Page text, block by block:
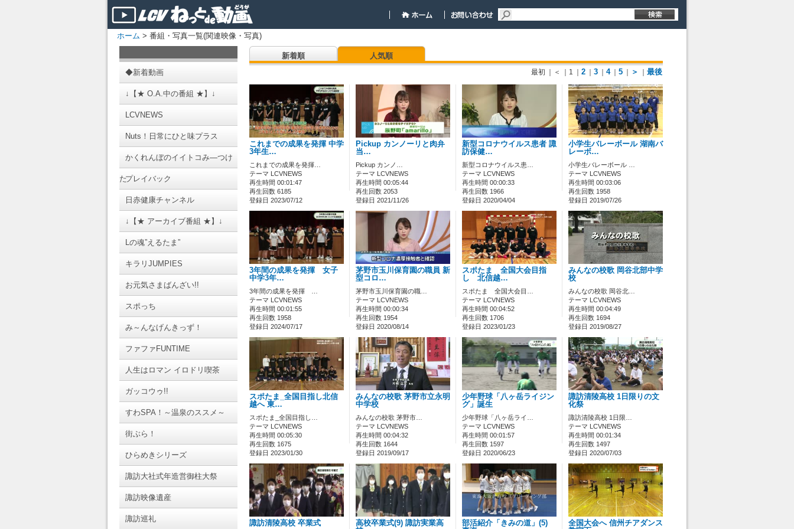
ホーム > 番組・写真一覧(関連映像・写真)
◆新着動画
↓【★ O.A.中の番組 ★】↓
LCVNEWS
Nuts！日常にひと味プラス
かくれんぼのイイトコみ―つけ
たプレイバック
日赤健康チャンネル
↓【★ アーカイブ番組 ★】↓
Lの魂”えるたま”
キラリJUMPIES
お元気さまばんざい!!
スポっち
み～んなげんきっず！
ファファFUNTIME
人生はロマン イロドリ喫茶
ガッコウゥ!!
すわSPA！～温泉のススメ～
街ぶら！
ひらめきシリーズ
諏訪大社式年造営御柱大祭
諏訪映像遺産
諏訪巡礼
新着順 人気順
最初 ｜＜ ｜1 2 3 4 5 ＞ 最後
これまでの成果を発揮 中学
3年生…
これまでの成果を発揮…
テーマ LCVNEWS
再生時間 00:01:47
再生回数 6185
登録日 2023/07/12
Pickup カンノーリと肉弁
当…
Pickup カンノ…
テーマ LCVNEWS
再生時間 00:05:44
再生回数 2053
登録日 2021/11/26
新型コロナウイルス患者 諏
訪保健…
新型コロナウイルス患…
テーマ LCVNEWS
再生時間 00:00:33
再生回数 1966
登録日 2020/04/04
小学生バレーボール 湖南バ
レーボ…
小学生バレーボール …
テーマ LCVNEWS
再生時間 00:03:06
再生回数 1958
登録日 2019/07/26
3年間の成果を発揮 女子
中学3年…
3年間の成果を発揮 …
テーマ LCVNEWS
再生時間 00:01:55
再生回数 1958
登録日 2024/07/17
茅野市玉川保育園の職員 新
型コロ…
茅野市玉川保育園の職…
テーマ LCVNEWS
再生時間 00:00:34
再生回数 1954
登録日 2020/08/14
スポたま 全国大会目指
し 北信越…
スポたま 全国大会目…
テーマ LCVNEWS
再生時間 00:04:52
再生回数 1706
登録日 2023/01/23
みんなの校歌 岡谷北部中学
校
みんなの校歌 岡谷北…
テーマ LCVNEWS
再生時間 00:04:49
再生回数 1694
登録日 2019/08/27
スポたま_全国目指し北信
越へ 東…
スポたま_全国目指し…
テーマ LCVNEWS
再生時間 00:05:30
再生回数 1675
登録日 2023/01/30
みんなの校歌 茅野市立永明
中学校
みんなの校歌 茅野市…
テーマ LCVNEWS
再生時間 00:04:32
再生回数 1644
登録日 2019/09/17
少年野球「八ヶ岳ライジン
グ」誕生
少年野球「八ヶ岳ライ…
テーマ LCVNEWS
再生時間 00:01:57
再生回数 1597
登録日 2020/06/23
諏訪清陵高校 1日限りの文
化祭
諏訪清陵高校 1日限…
テーマ LCVNEWS
再生時間 00:01:34
再生回数 1497
登録日 2020/07/03
諏訪清陵高校 卒業式
高校卒業式(9) 諏訪実業高
部活紹介「きみの道」(5)
全国大会へ 信州チアダンス